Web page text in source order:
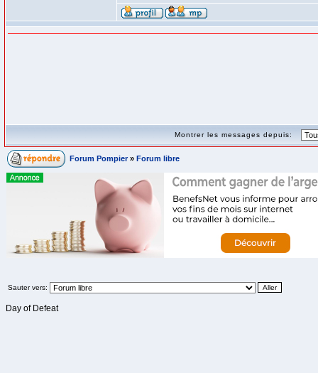
Montrer les messages depuis:
Forum Pompier » Forum libre
Sauter vers:
Day of Defeat